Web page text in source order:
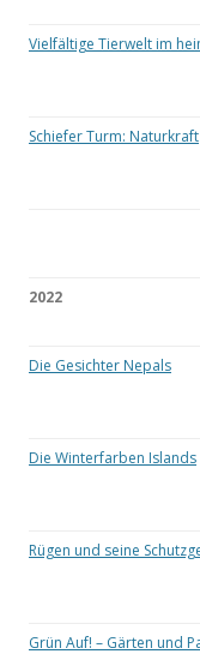
Vielfältige Tierwelt im
Schiefer Turm: Naturkraft
2022
Die Gesichter Nepals
Die Winterfarben Islands
Rügen und seine
Grün Auf! – Gärten und